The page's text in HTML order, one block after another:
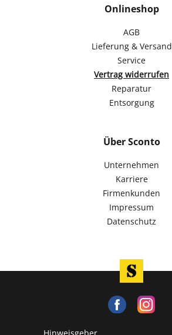
Onlineshop
AGB
Lieferung & Versand
Service
Vertrag widerrufen
Reparatur
Entsorgung
Über Sconto
Unternehmen
Karriere
Firmenkunden
Impressum
Datenschutz